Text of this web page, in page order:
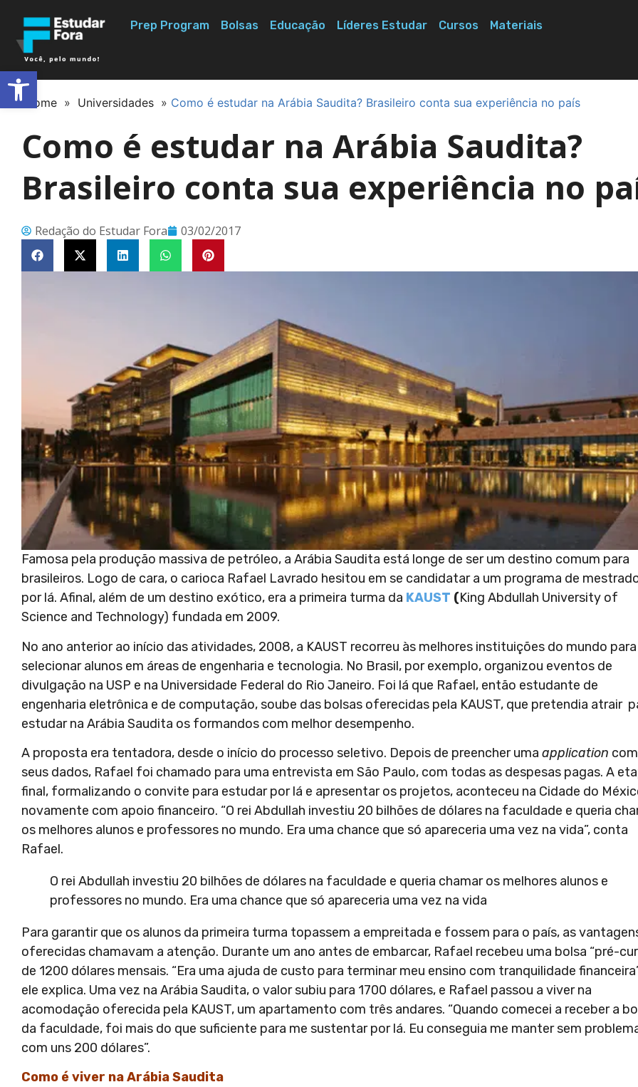
Prep Program Bolsas Educação Líderes Estudar Cursos Materiais
Home » Universidades » Como é estudar na Arábia Saudita? Brasileiro conta sua experiência no país
Como é estudar na Arábia Saudita?
Brasileiro conta sua experiência no
Redação do Estudar Fora 03/02/2017
Famosa pela produção massiva de petróleo, a Arábia Saudita está longe de ser um destino comum para
brasileiros. Logo de cara, o carioca Rafael Lavrado hesitou em se candidatar a um programa de
por lá. Afinal, além de um destino exótico, era a primeira turma da KAUST (King Abdullah University of
Science and Technology) fundada em 2009.
No ano anterior ao início das atividades, 2008, a KAUST recorreu às melhores instituições do mundo para
selecionar alunos em áreas de engenharia e tecnologia. No Brasil, por exemplo, organizou eventos de
divulgação na USP e na Universidade Federal do Rio Janeiro. Foi lá que Rafael, então estudante de
engenharia eletrônica e de computação, soube das bolsas oferecidas pela KAUST, que pretendia atrair
estudar na Arábia Saudita os formandos com melhor desempenho.
A proposta era tentadora, desde o início do processo seletivo. Depois de preencher uma application com
seus dados, Rafael foi chamado para uma entrevista em São Paulo, com todas as despesas pagas. A
final, formalizando o convite para estudar por lá e apresentar os projetos, aconteceu na Cidade do
novamente com apoio financeiro. “O rei Abdullah investiu 20 bilhões de dólares na faculdade e queria
os melhores alunos e professores no mundo. Era uma chance que só apareceria uma vez na vida”, conta
Rafael.
O rei Abdullah investiu 20 bilhões de dólares na faculdade e queria chamar os melhores alunos e
professores no mundo. Era uma chance que só apareceria uma vez na vida
Para garantir que os alunos da primeira turma topassem a empreitada e fossem para o país, as
oferecidas chamavam a atenção. Durante um ano antes de embarcar, Rafael recebeu uma bolsa “pré-
de 1200 dólares mensais. “Era uma ajuda de custo para terminar meu ensino com tranquilidade
ele explica. Uma vez na Arábia Saudita, o valor subiu para 1700 dólares, e Rafael passou a viver na
acomodação oferecida pela KAUST, um apartamento com três andares. “Quando comecei a receber a
da faculdade, foi mais do que suficiente para me sustentar por lá. Eu conseguia me manter sem
com uns 200 dólares”.
Como é viver na Arábia Saudita
Abrir a barra de ferramentas